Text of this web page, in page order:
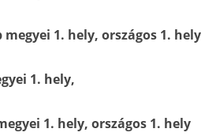
megyei 1. hely, országos 1. hely
1. hely,
1. hely, országos 1. hely